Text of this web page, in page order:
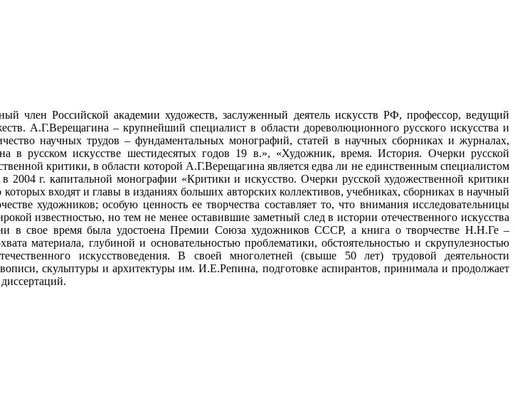
член Российской академии художеств, заслуженный деятель искусств РФ, профессор, ведущий
А.Г.Верещагина – крупнейший специалист в области дореволюционного русского искусства и
научных трудов – фундаментальных монографий, статей в научных сборниках и журналах,
в русском искусстве шестидесятых годов 19 в.», «Художник, время. История. Очерки русской
критики, в области которой А.Г.Верещагина является едва ли не единственным специалистом
г. капитальной монографии «Критики и искусство. Очерки русской художественной критики
входят и главы в изданиях больших авторских коллективов, учебниках, сборниках в научный
художников; особую ценность ее творчества составляет то, что внимания исследовательницы
известностью, но тем не менее оставившие заметный след в истории отечественного искусства
свое время была удостоена Премии Союза художников СССР, а книга о творчестве Н.Н.Ге –
материала, глубиной и основательностью проблематики, обстоятельностью и скрупулезностью
искусствоведения. В своей многолетней (свыше 50 лет) трудовой деятельности
скульптуры и архитектуры им. И.Е.Репина, подготовке аспирантов, принимала и продолжает